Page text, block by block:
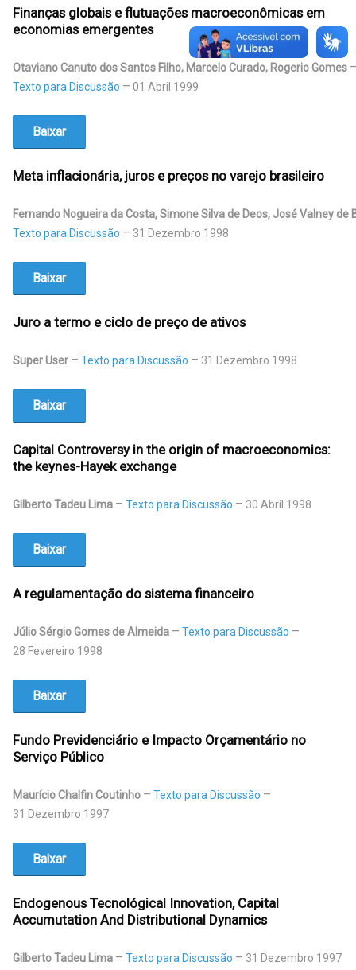
Finanças globais e flutuações macroeconômicas em
economias emergentes
Otaviano Canuto dos Santos Filho, Marcelo Curado, Rogerio Gomes
Texto para Discussão
01 Abril 1999
Baixar
Meta inflacionária, juros e preços no varejo brasileiro
Fernando Nogueira da Costa, Simone Silva de Deos, José Valney de
Texto para Discussão
31 Dezembro 1998
Baixar
Juro a termo e ciclo de preço de ativos
Super User Texto para Discussão 31 Dezembro 1998
Baixar
Capital Controversy in the origin of macroeconomics:
the keynes-Hayek exchange
Gilberto Tadeu Lima Texto para Discussão 30 Abril 1998
Baixar
A regulamentação do sistema financeiro
Júlio Sérgio Gomes de Almeida
Texto para Discussão
28 Fevereiro 1998
Baixar
Fundo Previdenciário e Impacto Orçamentário no
Serviço Público
Maurício Chalfin Coutinho
Texto para Discussão
31 Dezembro 1997
Baixar
Endogenous Tecnológical Innovation, Capital
Accumutation And Distributional Dynamics
Gilberto Tadeu Lima Texto para Discussão 31 Dezembro 1997